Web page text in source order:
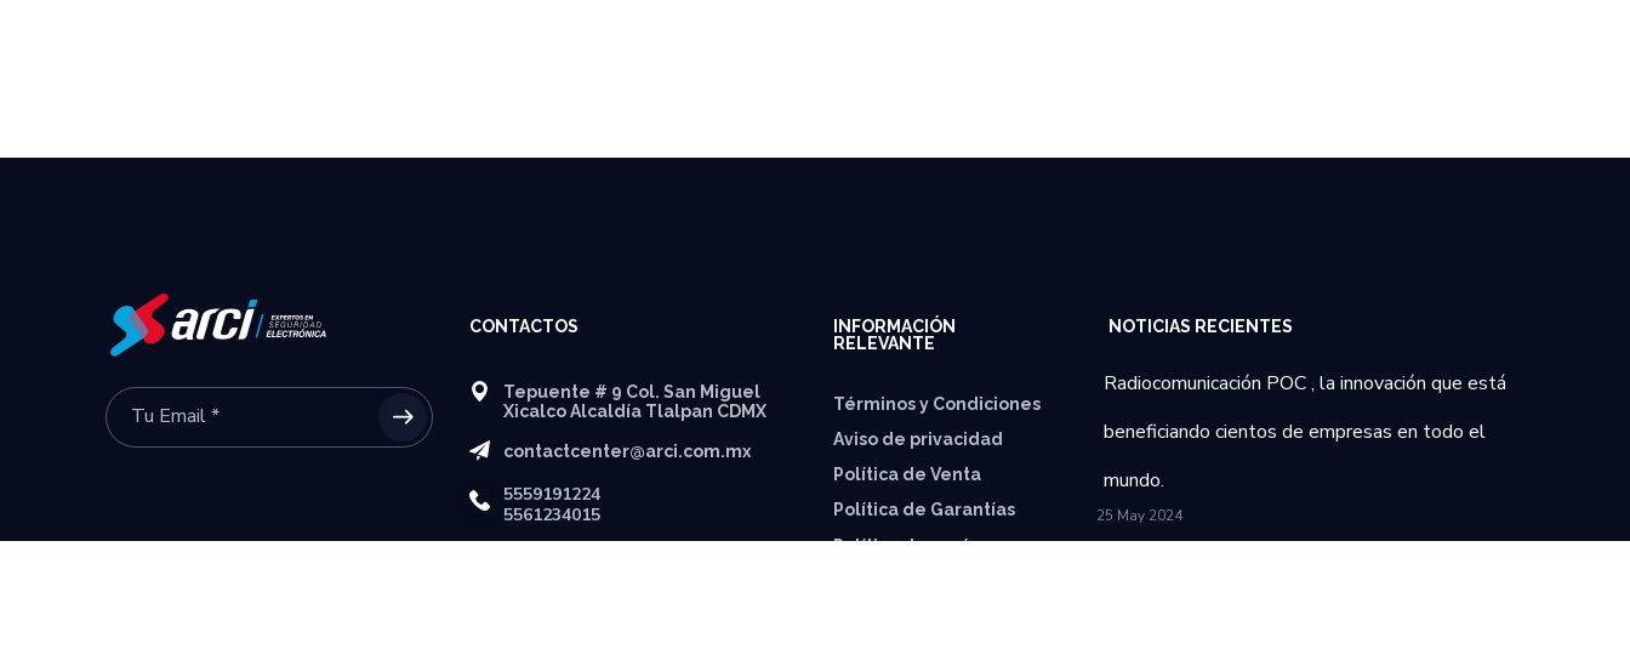
CONTACTOS
Tepuente # 9 Col. San Miguel
Xicalco Alcaldía Tlalpan CDMX
contactcenter@arci.com.mx
5559191224
5561234015
INFORMACIÓN
RELEVANTE
Términos y Condiciones
Aviso de privacidad
Política de Venta
Política de Garantías
⁠Política de envíos
NOTICIAS RECIENTES
Radiocomunicación POC , la innovación que está
beneficiando cientos de empresas en todo el
mundo.
25 May 2024